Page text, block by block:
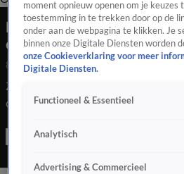
Docenten haken 'chillpillen'
op middelbare school Assen
8 mei 2026, 20:15
Zo'n 185.454 leerlingen hopen deze
diploma binnen te halen. Docent
om haar leerlingen een hart onder
moment opnieuw openen om je keuzes
toestemming in te trekken door op de
onder aan de webpagina te klikken. Je
binnen onze Digitale Diensten worden
onze Cookieverklaring voor meer
Digitale Diensten.
Functioneel & Essentieel
Analytisch
Advertising & Commercieel